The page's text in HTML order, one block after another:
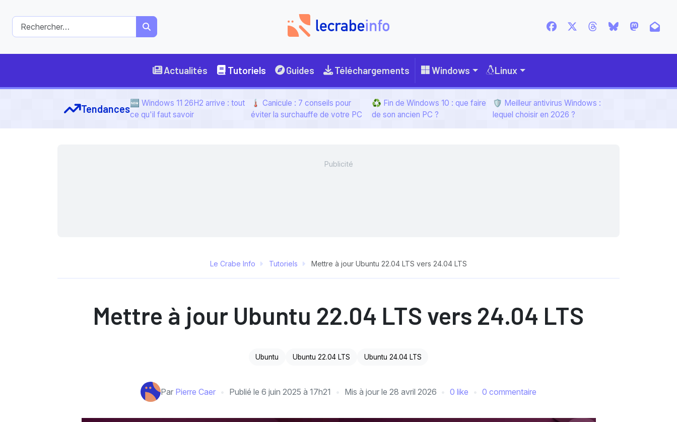
Actualités Tutoriels Guides Téléchargements Windows Linux
Tendances🆕 Windows 11 26H2 arrive : tout
ce qu'il faut savoir
🌡️ Canicule : 7 conseils pour
éviter la surchauffe de votre PC
♻️ Fin de Windows 10 : que faire
de son ancien PC ?
🛡️ Meilleur antivirus Windows :
lequel choisir en 2026 ?
Le Crabe Info Tutoriels Mettre à jour Ubuntu 22.04 LTS vers 24.04 LTS
Mettre à jour Ubuntu 22.04 LTS vers 24.04 LTS
Ubuntu Ubuntu 22.04 LTS Ubuntu 24.04 LTS
Par Pierre Caer Publié le 6 juin 2025 à 17h21 Mis à jour le 28 avril 2026 0 like 0 commentaire